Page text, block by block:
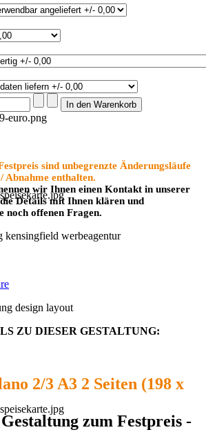
sind unbegrenzte Änderungsläufe
Abnahme enthalten.
wir Ihnen einen Kontakt in unserer
Details mit Ihnen klären und
noch offenen Fragen.
ZU DIESER GESTALTUNG:
2/3 A3 2 Seiten (198 x
zum Festpreis -